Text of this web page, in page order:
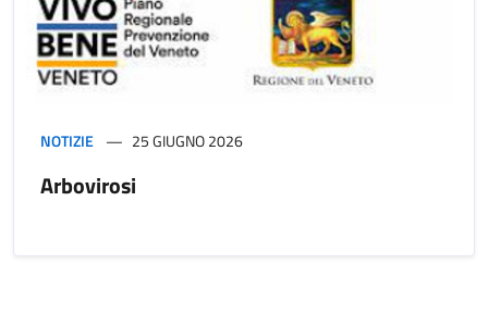
NOTIZIE 25 GIUGNO 2026
Arbovirosi